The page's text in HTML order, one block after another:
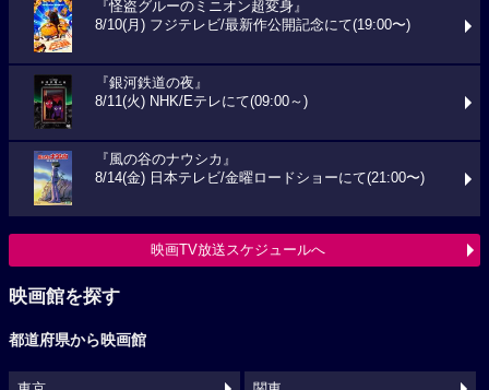
『怪盗グルーのミニオン超変身』
8/10(月) フジテレビ/最新作公開記念にて(19:00〜)
『銀河鉄道の夜』
8/11(火) NHK/Eテレにて(09:00～)
『風の谷のナウシカ』
8/14(金) 日本テレビ/金曜ロードショーにて(21:00〜)
映画TV放送スケジュールへ
映画館を探す
都道府県から映画館